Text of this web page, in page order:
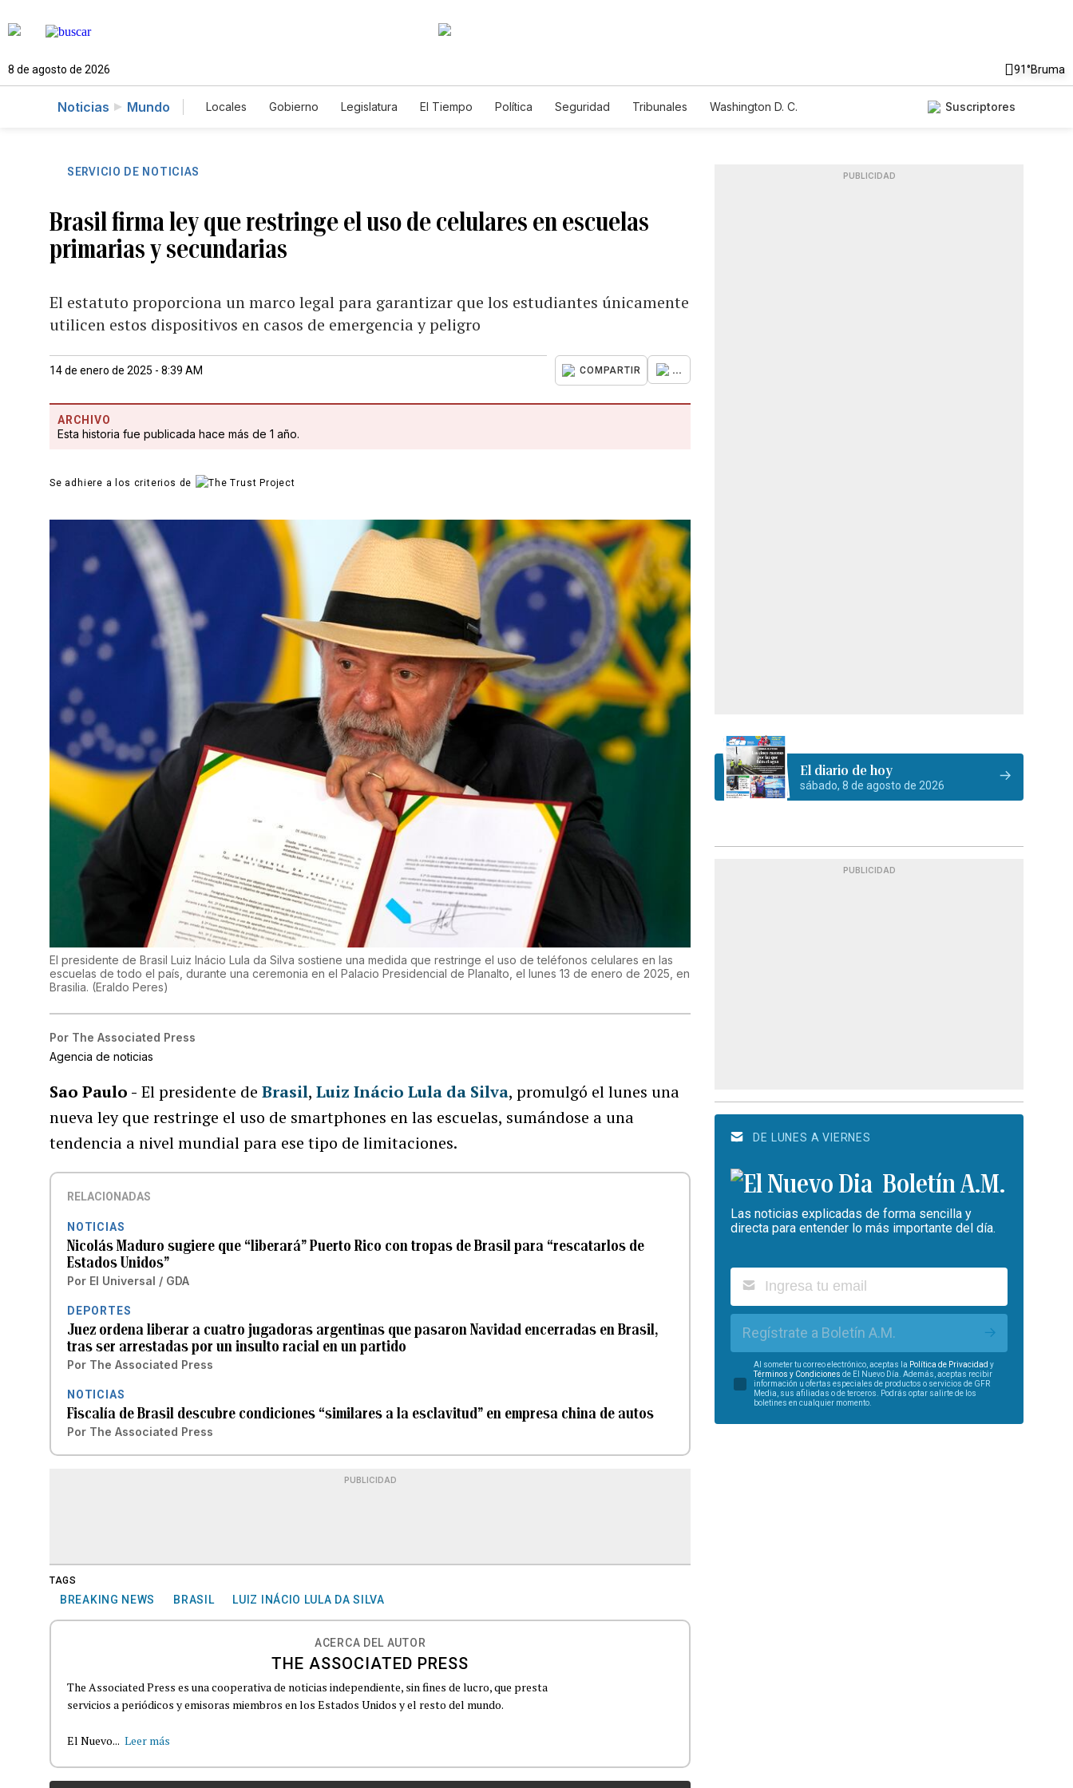
8 de agosto de 2026 91°Bruma
Noticias Mundo Locales Gobierno Legislatura El Tiempo Política Seguridad Tribunales
Washington D. C.
Suscriptores
SERVICIO DE NOTICIAS
Brasil firma ley que restringe el uso de celulares en escuelas
primarias y secundarias
El estatuto proporciona un marco legal para garantizar que los estudiantes únicamente
utilicen estos dispositivos en casos de emergencia y peligro
14 de enero de 2025 - 8:39 AM COMPARTIR ...
ARCHIVO
Esta historia fue publicada hace más de 1 año.
Se adhiere a los criterios de
El presidente de Brasil Luiz Inácio Lula da Silva sostiene una medida que restringe el uso de teléfonos celulares en las
escuelas de todo el país, durante una ceremonia en el Palacio Presidencial de Planalto, el lunes 13 de enero de 2025, en
Brasilia. (Eraldo Peres)
Por The Associated Press
Agencia de noticias
Sao Paulo - El presidente deBrasil,Luiz Inácio Lula da Silva, promulgó el lunes una
nueva ley que restringe el uso de smartphones en las escuelas, sumándose a una
tendencia a nivel mundial para ese tipo de limitaciones.
RELACIONADAS
NOTICIAS
Nicolás Maduro sugiere que “liberará” Puerto Rico con tropas de Brasil para “rescatarlos de
Estados Unidos”
Por El Universal / GDA
DEPORTES
Juez ordena liberar a cuatro jugadoras argentinas que pasaron Navidad encerradas en Brasil,
tras ser arrestadas por un insulto racial en un partido
Por The Associated Press
NOTICIAS
Fiscalía de Brasil descubre condiciones “similares a la esclavitud” en empresa china de autos
Por The Associated Press
PUBLICIDAD
TAGS
BREAKING NEWS BRASIL LUIZ INÁCIO LULA DA SILVA
ACERCA DEL AUTOR
THE ASSOCIATED PRESS
The Associated Press es una cooperativa de noticias independiente, sin fines de lucro, que presta
servicios a periódicos y emisoras miembros en los Estados Unidos y el resto del mundo.
El Nuevo... Leer más
PUBLICIDAD
El diario de hoy
sábado, 8 de agosto de 2026
PUBLICIDAD
DE LUNES A VIERNES
Boletín A.M.
Las noticias explicadas de forma sencilla y
directa para entender lo más importante del día.
Regístrate a Boletín A.M.
Al someter tu correo electrónico, aceptas la Política de Privacidad y
Términos y Condiciones de El Nuevo Día. Además, aceptas recibir
información u ofertas especiales de productos o servicios de GFR
Media, sus afiliadas o de terceros. Podrás optar salirte de los
boletines en cualquier momento.